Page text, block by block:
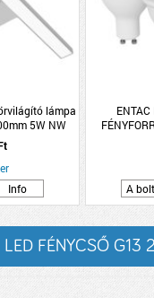
lámpa
5W NW
Info
ENTAC
3000K
A
FÉNYCSŐ G13